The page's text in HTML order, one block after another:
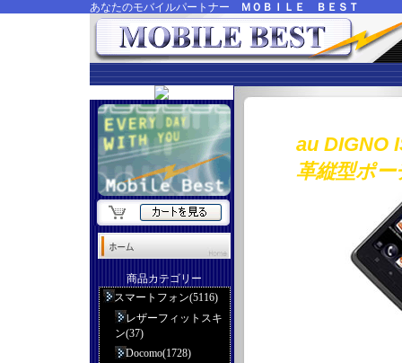
あなたのモバイルパートナー ＭＯＢＩＬＥ ＢＥＳＴ
au DIGNO
革縦型ポ
商品カテゴリー
スマートフォン(5116)
レザーフィットスキ
ン(37)
Docomo(1728)